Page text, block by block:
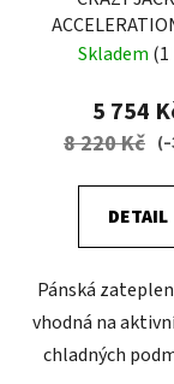
LIKEN-
Skladem (1
5 754
8 220 Kč
DETAIL
Pánská
vhodná na
chladných